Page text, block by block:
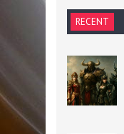
RECENT